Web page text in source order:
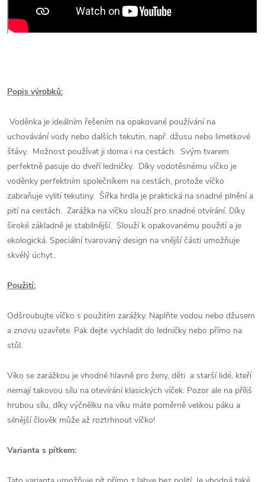
Popis výrobků:
Voděnka je ideálním řešením na opakované používání na
uchovávání vody nebo dalších tekutin, např. džusu nebo limetkové
šťávy. Možnost používat ji doma i na cestách. Svým tvarem
perfektně pasuje do dveří ledničky. Díky vodotěsnému víčko je
voděnky perfektním společníkem na cestách, protože víčko
zabraňuje vylití tekutiny. Šířka hrdla je praktická na snadné plnění a
pití na cestách. Zarážka na víčku slouží pro snadné otvírání. Díky
široké základně je stabilnější. Slouží k opakovanému použití a je
ekologická. Speciální tvarovaný design na vnější části umožňuje
skvělý úchyt..
Použití:
Odšroubujte víčko s použitím zarážky. Naplňte vodou nebo džusem
a znovu uzavřete. Pak dejte vychladit do ledničky nebo přímo na
stůl.
Víko se zarážkou je vhodné hlavně pro ženy, děti a starší lidé, kteří
nemají takovou sílu na otevírání klasických víček. Pozor ale na příliš
hrubou sílu, díky výčnělku na víku máte poměrně velikou páku a
silnější člověk může až roztrhnout víčko!
Varianta s pítkem: